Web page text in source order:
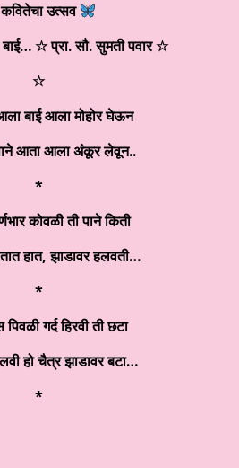
कवितेचा उत्सव
☆ प्रा. सौ. सुमती पवार ☆
☆
बाई आला मोहोर घेऊन
आता आला अंकूर लेवून..
*
कोवळी ती पाने किती
हात, झाडावर हलवती…
*
गर्द हिरवी ती छटा
हो चैत्र झाडावर बटा…
*